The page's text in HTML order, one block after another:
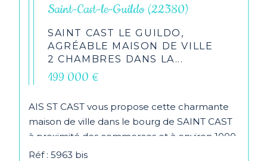
Saint-Cast-le-Guildo (22380)
SAINT CAST LE GUILDO,
AGRÉABLE MAISON DE VILLE
2 CHAMBRES DANS LA...
199 000 €
AIS ST CAST vous propose cette charmante
maison de ville dans le bourg de SAINT CAST
à proximité des commerces et à environ 1000
m de la...
Réf : 5963 bis